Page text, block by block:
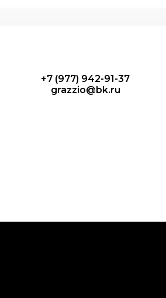
+7 (977) 942-91-37
grazzio@bk.ru